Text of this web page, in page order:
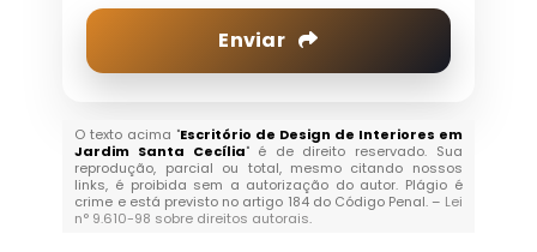
Enviar
O texto acima "Escritório de Design de Interiores em
Jardim Santa Cecília" é de direito reservado. Sua
reprodução, parcial ou total, mesmo citando nossos
links, é proibida sem a autorização do autor. Plágio é
crime e está previsto no artigo 184 do Código Penal. – Lei
n° 9.610-98 sobre direitos autorais.